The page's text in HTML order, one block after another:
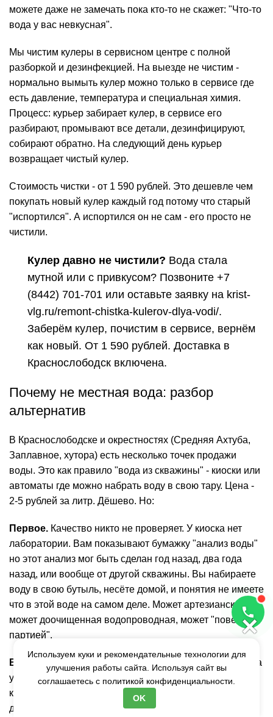
можете даже не замечать пока кто-то не скажет: "Что-то
вода у вас невкусная".
Мы чистим кулеры в сервисном центре с полной
разборкой и дезинфекцией. На выезде не чистим -
нормально вымыть кулер можно только в сервисе где
есть давление, температура и специальная химия.
Процесс: курьер забирает кулер, в сервисе его
разбирают, промывают все детали, дезинфицируют,
собирают обратно. На следующий день курьер
возвращает чистый кулер.
Стоимость чистки - от 1 590 рублей. Это дешевле чем
покупать новый кулер каждый год потому что старый
"испортился". А испортился он не сам - его просто не
чистили.
Кулер давно не чистили? Вода стала
мутной или с привкусом? Позвоните +7
(8442) 701-701 или оставьте заявку на krist-
vlg.ru/remont-chistka-kulerov-dlya-vodi/.
Заберём кулер, почистим в сервисе, вернём
как новый. От 1 590 рублей. Доставка в
Краснослободск включена.
Почему не местная вода: разбор
альтернатив
В Краснослободске и окрестностях (Средняя Ахтуба,
Заплавное, хутора) есть несколько точек продажи
воды. Это как правило "вода из скважины" - киоски или
автоматы где можно набрать воду в свою тару. Цена -
2-5 рублей за литр. Дёшево. Но:
Первое. Качество никто не проверяет. У киоска нет
лаборатории. Вам показывают бумажку "анализ воды"
но этот анализ мог быть сделан год назад, два года
назад, или вообще от другой скважины. Вы набираете
воду в свою бутыль, несёте домой, и понятия не имеете
что в этой воде на самом деле. Может артезианская,
может доочищенная водопроводная, может "повезло с
партией".
Второе. Санитария
. Автомат по розливу воды стоит на
улице. К нему подходят люди, трогают краник руками,
кто-то чихает рядом. Когда этот автомат последний раз
дезинфицировали? Кто за это отвечает? У нас на
×
Используем куки и рекомендательные технологии для
улучшения работы сайта. Используя сайт вы
соглашаетесь с политикой конфиденциальности.
OK